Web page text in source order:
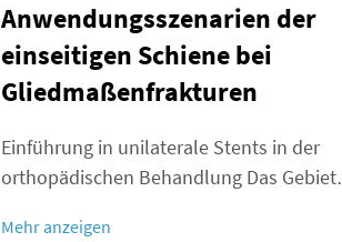
Anwendungsszenarien der
einseitigen Schiene bei
Gliedmaßenfrakturen
Einführung in unilaterale Stents in der
orthopädischen Behandlung Das Gebiet
Mehr anzeigen